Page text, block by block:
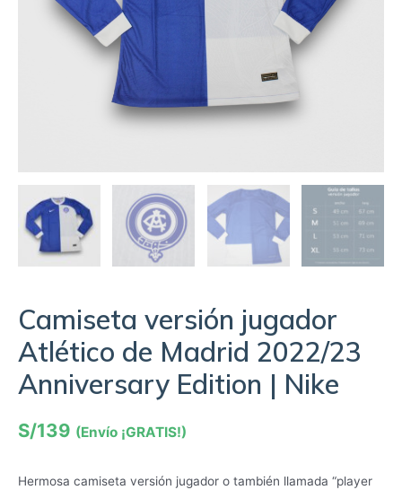
Camiseta versión jugador
Atlético de Madrid 2022/23
Anniversary Edition | Nike
S/139 (Envío ¡GRATIS!)
Hermosa camiseta versión jugador o también llamada “player